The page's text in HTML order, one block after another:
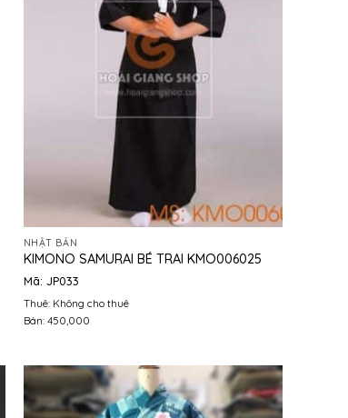
NHẬT BẢN
KIMONO SAMURAI BÉ TRAI KMO006025
Mã: JP033
Thuê: Không cho thuê
Bán: 450,000